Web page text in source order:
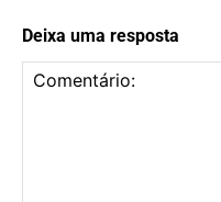
Deixa uma resposta